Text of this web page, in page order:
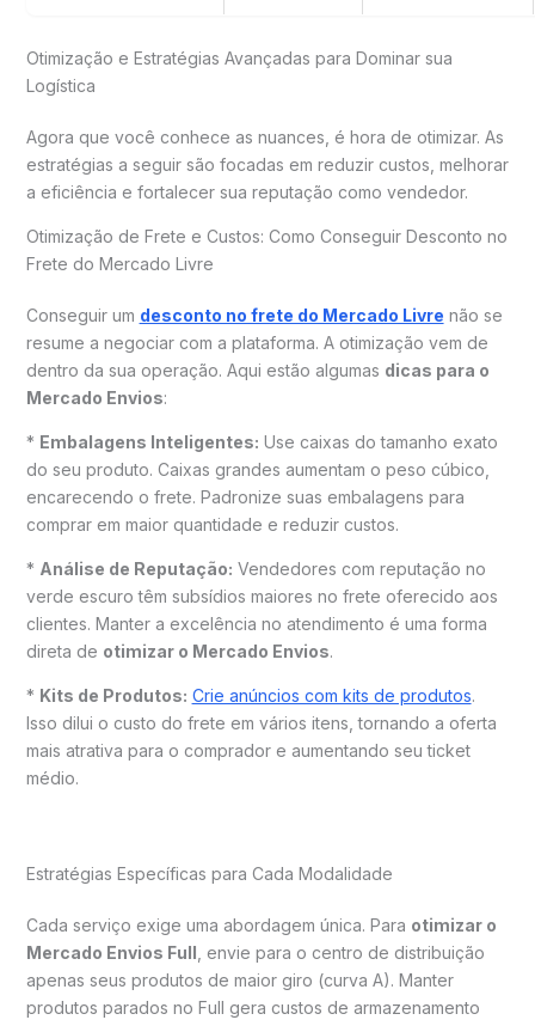
Otimização e Estratégias Avançadas para Dominar sua
Logística
Agora que você conhece as nuances, é hora de otimizar. As
estratégias a seguir são focadas em reduzir custos, melhorar
a eficiência e fortalecer sua reputação como vendedor.
Otimização de Frete e Custos: Como Conseguir Desconto no
Frete do Mercado Livre
Conseguir um desconto no frete do Mercado Livre não se
resume a negociar com a plataforma. A otimização vem de
dentro da sua operação. Aqui estão algumas dicas para o
Mercado Envios:
* Embalagens Inteligentes: Use caixas do tamanho exato
do seu produto. Caixas grandes aumentam o peso cúbico,
encarecendo o frete. Padronize suas embalagens para
comprar em maior quantidade e reduzir custos.
* Análise de Reputação: Vendedores com reputação no
verde escuro têm subsídios maiores no frete oferecido aos
clientes. Manter a excelência no atendimento é uma forma
direta de otimizar o Mercado Envios.
* Kits de Produtos: Crie anúncios com kits de produtos.
Isso dilui o custo do frete em vários itens, tornando a oferta
mais atrativa para o comprador e aumentando seu ticket
médio.
Estratégias Específicas para Cada Modalidade
Cada serviço exige uma abordagem única. Para otimizar o
Mercado Envios Full , envie para o centro de distribuição
apenas seus produtos de maior giro (curva A). Manter
produtos parados no Full gera custos de armazenamento